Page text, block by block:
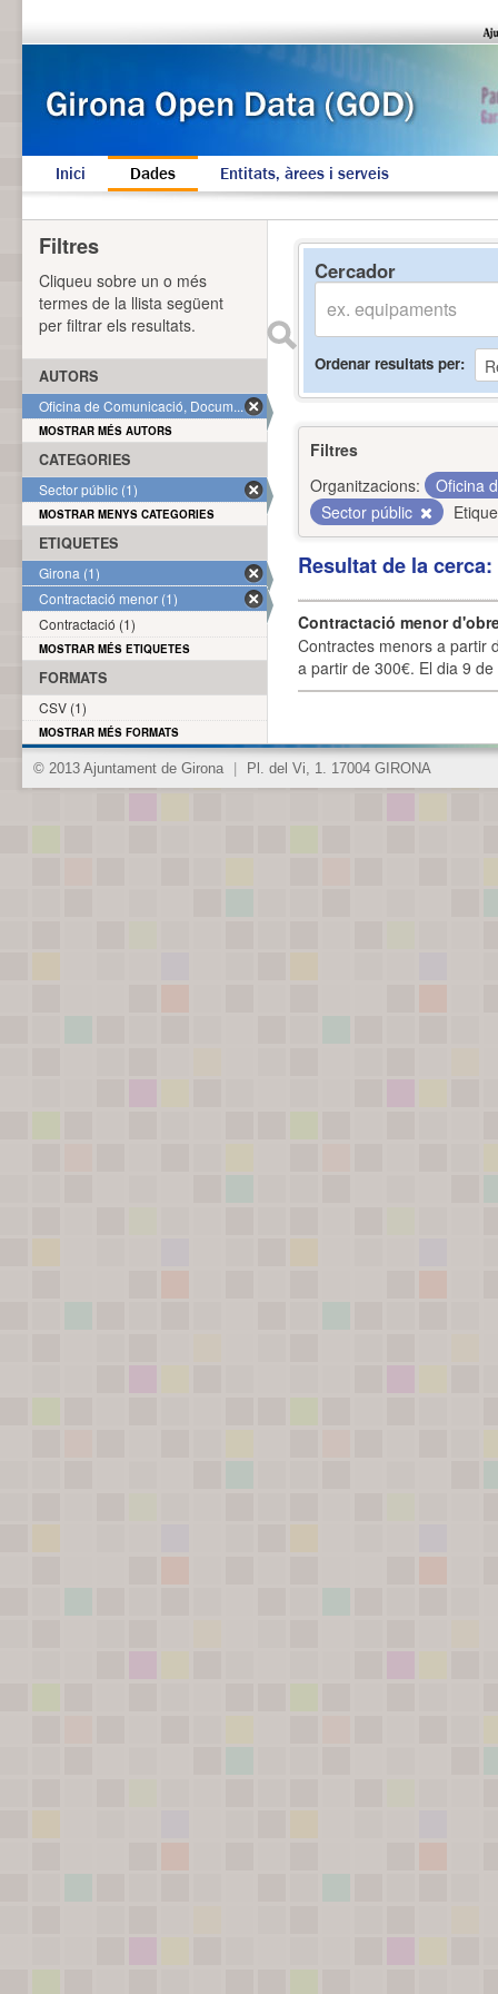
Inici Dades Entitats, àrees i serveis
Cercador
Ordenar resultats per
Filtres
Organitzacions:
Oficina
Sector públic
Resultat de la
Contractació menor
Contractes menors a partir
a partir de 300€. El dia 9
Filtres
Cliqueu sobre un o més
termes de la llista següent
per filtrar els resultats.
AUTORS
Oficina de Comunicació, Docum... (1)
MOSTRAR MÉS AUTORS
CATEGORIES
Sector públic (1)
MOSTRAR MENYS CATEGORIES
ETIQUETES
Girona (1)
Contractació menor (1)
Contractació (1)
MOSTRAR MÉS ETIQUETES
FORMATS
CSV (1)
MOSTRAR MÉS FORMATS
© 2013 Ajuntament de Girona Pl. del Vi, 1. 17004 GIRONA